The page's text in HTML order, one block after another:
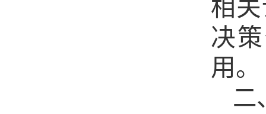
相
决
用。
二